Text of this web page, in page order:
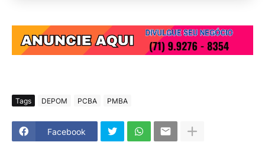
Tags DEPOM PCBA PMBA
Facebook